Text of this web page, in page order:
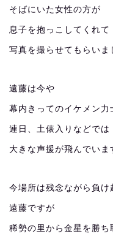
そばにいた女性の方が
息子を抱っこしてくれて
写真を撮らせてもらいま
遠藤は今や
幕内きってのイケメン力
連日、土俵入りなどでは
大きな声援が飛んでいま
今場所は残念ながら負け
遠藤ですが
稀勢の里から金星を勝